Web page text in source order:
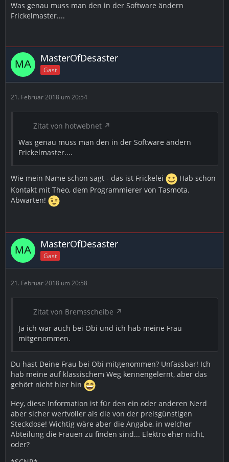
Was genau muss man den in der Software ändern
Frickelmaster....
MasterOfDesaster
Gast
21. Februar 2018 um 20:54
Zitat von hotwebnet
Was genau muss man den in der Software ändern
Frickelmaster....
Wie mein Name schon sagt - das ist Frickelei
Hab schon
Kontakt mit Theo, dem Programmierer von Tasmota.
Abwarten!
MasterOfDesaster
Gast
21. Februar 2018 um 20:58
Zitat von Bremsscheibe
Ja ich war auch bei Obi und ich hab meine Frau
mitgenommen.
Du hast Deine Frau bei Obi mitgenommen? Unfassbar! Ich
hab meine auf klassischem Weg kennengelernt, aber das
gehört nicht hier hin
Hey, diese Information ist für den ein oder anderen Nerd
aber sicher wertvoller als die von der preisgünstigen
Steckdose! Wichtig wäre aber die Angabe, in welcher
Abteilung die Frauen zu finden sind... Elektro eher nicht,
oder?